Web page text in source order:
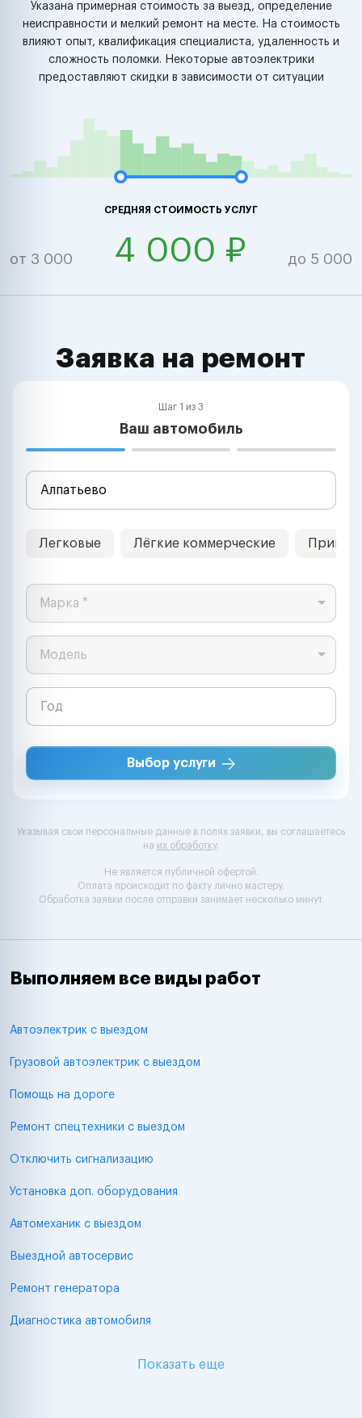
Указана примерная стоимость за выезд, определение
неисправности и мелкий ремонт на месте. На стоимость
влияют опыт, квалификация специалиста, удаленность и
сложность поломки. Некоторые автоэлектрики
предоставляют скидки в зависимости от ситуации
СРЕДНЯЯ СТОИМОСТЬ УСЛУГ
от 3 000 4 000 ₽ до 5 000
Заявка на ремонт
Шаг 1 из 3
Ваш автомобиль
Легковые Лёгкие коммерческие
Марка *
Модель
Выбор услуги
Указывая свои персональные данные в полях заявки, вы соглашаетесь
на их обработку.
Не является публичной офертой.
Оплата происходит по факту лично мастеру.
Обработка заявки после отправки занимает несколько минут.
Выполняем все виды работ
Автоэлектрик с выездом
Грузовой автоэлектрик с выездом
Помощь на дороге
Ремонт спецтехники с выездом
Отключить сигнализацию
Установка доп. оборудования
Автомеханик с выездом
Выездной автосервис
Ремонт генератора
Диагностика автомобиля
Показать еще